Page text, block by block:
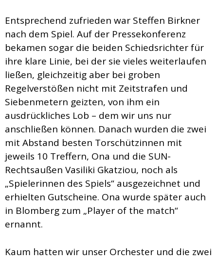
Entsprechend zufrieden war Steffen Birkner
nach dem Spiel. Auf der Pressekonferenz
bekamen sogar die beiden Schiedsrichter für
ihre klare Linie, bei der sie vieles weiterlaufen
ließen, gleichzeitig aber bei groben
Regelverstößen nicht mit Zeitstrafen und
Siebenmetern geizten, von ihm ein
ausdrückliches Lob – dem wir uns nur
anschließen können. Danach wurden die zwei
mit Abstand besten Torschützinnen mit
jeweils 10 Treffern, Ona und die SUN-
Rechtsaußen Vasiliki Gkatziou, noch als
„Spielerinnen des Spiels“ ausgezeichnet und
erhielten Gutscheine. Ona wurde später auch
in Blomberg zum „Player of the match“
ernannt.
Kaum hatten wir unser Orchester und die zwei